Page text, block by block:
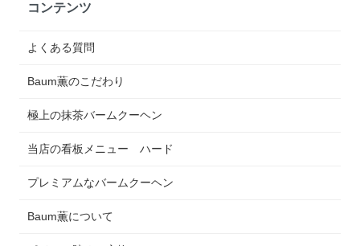
コンテンツ
よくある質問
Baum薫のこだわり
極上の抹茶バームクーヘン
当店の看板メニュー ハード
プレミアムなバームクーヘン
Baum薫について